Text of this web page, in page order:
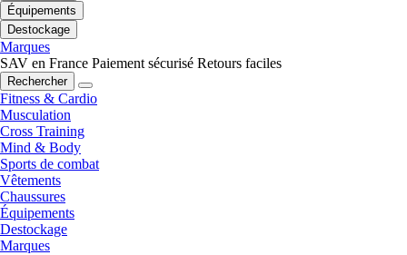
Équipements
Destockage
Marques
SAV en France Paiement sécurisé Retours faciles
Rechercher
Fitness & Cardio
Musculation
Cross Training
Mind & Body
Sports de combat
Vêtements
Chaussures
Équipements
Destockage
Marques